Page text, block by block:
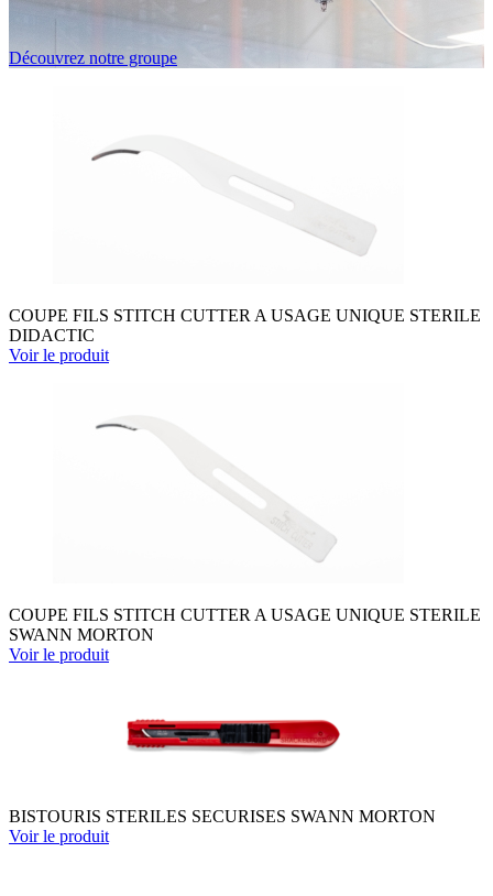
Découvrez notre groupe
COUPE FILS STITCH CUTTER A USAGE UNIQUE STERILE
DIDACTIC
Voir le produit
COUPE FILS STITCH CUTTER A USAGE UNIQUE STERILE
SWANN MORTON
Voir le produit
BISTOURIS STERILES SECURISES SWANN MORTON
Voir le produit